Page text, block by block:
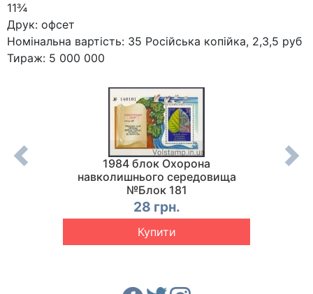
11¾
Друк: офсет
Номінальна вартість: 35 Російська копійка, 2,3,5 руб
Тираж: 5 000 000
1984 блок Охорона
навколишнього середовища
№Блок 181
28 грн.
Купити